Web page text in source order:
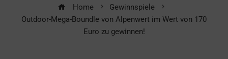
Home
Gewinnspiele
Outdoor-Mega-Boundle von Alpenwert im Wert von 170
Euro zu gewinnen!